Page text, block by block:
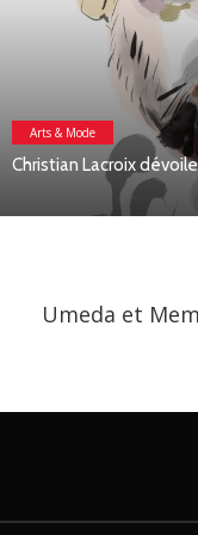
secret au musée
Umeda et